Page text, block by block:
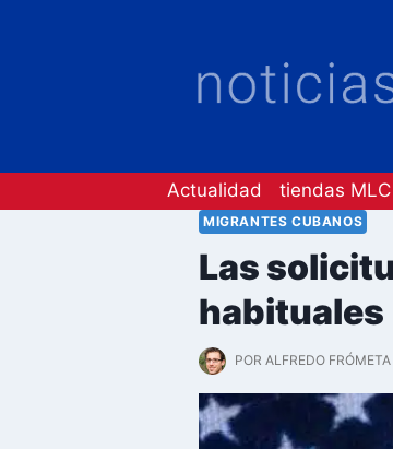
Actualidad tiendas MLC
MIGRANTES CUBANOS
Las
habituales
POR ALFREDO FRÓMETA